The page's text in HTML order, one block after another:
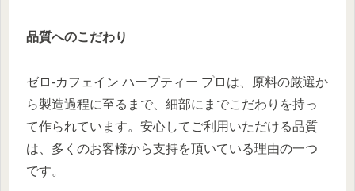
品質へのこだわり
ゼロ-カフェイン ハーブティー プロは、原料の厳選か
ら製造過程に至るまで、細部にまでこだわりを持っ
て作られています。安心してご利用いただける品質
は、多くのお客様から支持を頂いている理由の一つ
です。